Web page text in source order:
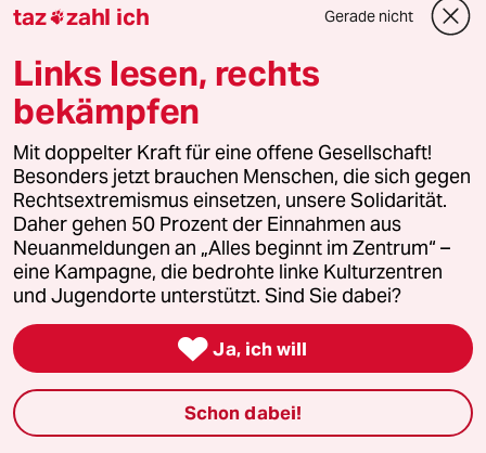
FR Ferdinand R.
Ich erinnere mich, daß ein Rentner aus dem
Ruhrgebiet, der sich in Thürigen oder Sachsen
auf Urlaub befand, von zwei Polizisten durch
die geschlossene Hotelzimmertür erschossen
wurde. Aus Notwehr. Einfach so. Oder der
junge Mann in Berlin, der von zwei Polizisten in
seinem Auto erschossen wurde. Auch aus
Notwehr. Einfach so. Diese und solche Fälle
häufen sich zunehmend. Konsequenzen gibt es
keine. Mir wird Angst und Bange, wenn ich mir
die deutsche Polizei und das deutsche
Rechtssystem anschaue. Mir wird Angst und
Bange, wenn ich mir anschaue, wie sich dieser
Staat entwickelt.
PS
taz zahl ich Gerade nicht
Links lesen, rechts
bekämpfen
Mit doppelter Kraft für eine offene Gesellschaft!
Besonders jetzt brauchen Menschen, die sich gegen
Rechtsextremismus einsetzen, unsere Solidarität.
Daher gehen 50 Prozent der Einnahmen aus
Neuanmeldungen an „Alles beginnt im Zentrum“ –
eine Kampagne, die bedrohte linke Kulturzentren
und Jugendorte unterstützt. Sind Sie dabei?
 Ja, ich will
Schon dabei!